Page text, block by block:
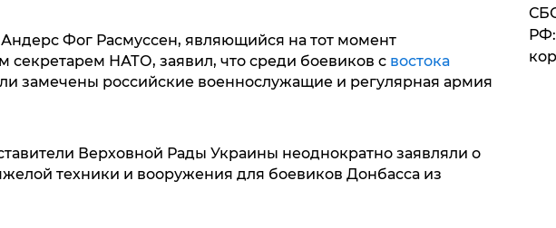
Андерс Фог Расмуссен, являющийся на тот момент
секретарем НАТО, заявил, что среди боевиков с востока
замечены российские военнослужащие и регулярная армия
Верховной Рады Украины неоднократно заявляли о
техники и вооружения для боевиков Донбасса из